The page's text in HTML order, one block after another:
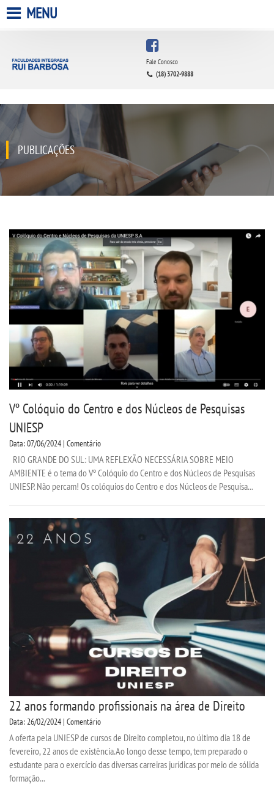
QUEM SOMOS
INFRAESTRUTURA
CPA
CPSA
PROUNI
CURSOS
BACHARELADOS
LICENCIATURAS
TECNOLÓGICOS
VESTIBULAR
TRANSFERÊNCIA
SEGUNDA GRADUAÇÃO
EDITAL
EDITAL MEDICINA
DESTAQUES
UNIESP NEWS
MENU
Fale Conosco
(18) 3702-9888
PUBLICAÇÕES
Vº Colóquio do Centro e dos Núcleos de Pesquisas
UNIESP
Data: 07/06/2024 | Comentário
RIO GRANDE DO SUL: UMA REFLEXÃO NECESSÁRIA SOBRE MEIO
AMBIENTE é o tema do Vº Colóquio do Centro e dos Núcleos de Pesquisas
UNIESP. Não percam! Os colóquios do Centro e dos Núcleos de Pesquisa...
22 anos formando profissionais na área de Direito
Data: 26/02/2024 | Comentário
A oferta pela UNIESP de cursos de Direito completou, no último dia 18 de
fevereiro, 22 anos de existência.Ao longo desse tempo, tem preparado o
estudante para o exercício das diversas carreiras jurídicas por meio de sólida
formação...